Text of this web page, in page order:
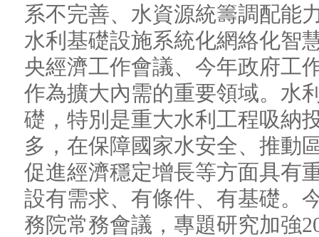
系不完善、水資源統籌調配能
水利基礎設施系統化網絡化智
央經濟工作會議、今年政府工
作為擴大內需的重要領域。水
礎，特別是重大水利工程吸納
多，在保障國家水安全、推動
促進經濟穩定增長等方面具有
設有需求、有條件、有基礎。
務院常務會議，專題研究加強